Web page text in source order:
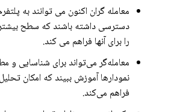
معامله گران اکنون می توانند به
دسترسی داشته باشند که سطح
را برای آنها فراهم می کند.
معامله‌گر می‌تواند برای شناسایی و
نمودارها آموزش ببیند که امکان
فراهم می‌کند.